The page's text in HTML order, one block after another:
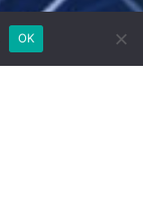
OK